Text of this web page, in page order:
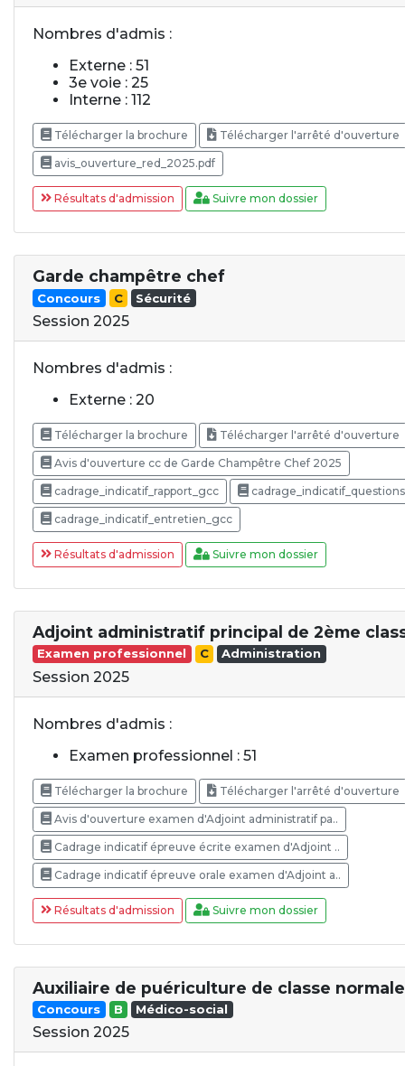
Nombres d'admis :
Externe : 51
3e voie : 25
Interne : 112
Télécharger la brochure Télécharger l'arrêté d'ouverture
avis_ouverture_red_2025.pdf
Résultats d'admission Suivre mon dossier
Garde champêtre chef
Concours C Sécurité
Session 2025
Nombres d'admis :
Externe : 20
Télécharger la brochure Télécharger l'arrêté d'ouverture
Avis d'ouverture cc de Garde Champêtre Chef 2025
cadrage_indicatif_rapport_gcc
cadrage_indicatif_entretien_gcc
Résultats d'admission Suivre mon dossier
Adjoint administratif principal de 2ème
Examen professionnel C Administration
Session 2025
Nombres d'admis :
Examen professionnel : 51
Télécharger la brochure Télécharger l'arrêté d'ouverture
Avis d'ouverture examen d'Adjoint administratif pa..
Cadrage indicatif épreuve écrite examen d'Adjoint ..
Cadrage indicatif épreuve orale examen d'Adjoint a..
Résultats d'admission Suivre mon dossier
Auxiliaire de puériculture de classe normale
Concours B Médico-social
Session 2025